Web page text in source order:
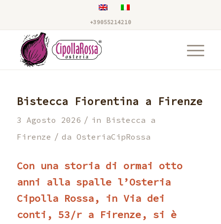
+39055214210
Bistecca Fiorentina a Firenze
3 Agosto 2026 / in Bistecca a
Firenze / da OsteriaCipRossa
Con una storia di ormai otto
anni alla spalle l’Osteria
Cipolla Rossa, in Via dei
conti, 53/r a Firenze, si è